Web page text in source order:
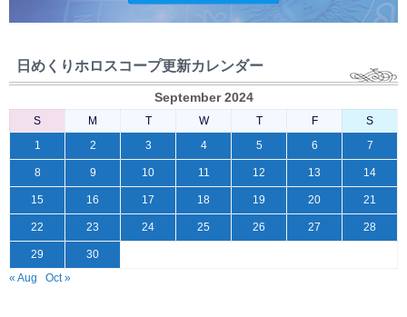
日めくりホロスコープ更新カレンダー
September 2024
S M T W T F
S
1
2 3 4 5 6 7
8 9 10 11 12 13 14
15 16 17 18 19 20 21
22 23 24 25 26 27 28
29
30
« Aug
Oct »